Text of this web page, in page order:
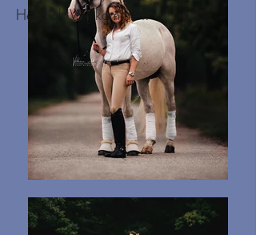
Herzlich Willkommen!